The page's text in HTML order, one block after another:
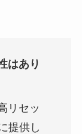
はあり
リセッ
提供し